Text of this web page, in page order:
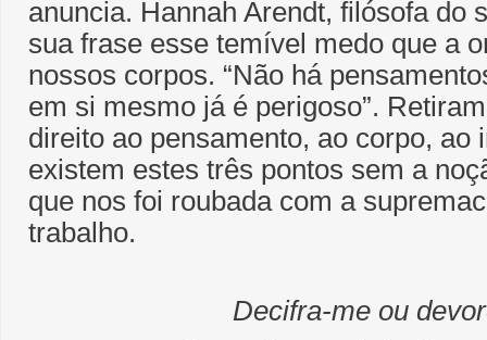
anuncia. Hannah Arendt, filósofa do
sua frase esse temível medo que a
nossos corpos. “Não há
em si mesmo já é perigoso”.
direito ao pensamento, ao corpo, ao
existem estes três pontos sem a
que nos foi roubada com a
trabalho.
Decifra-me ou